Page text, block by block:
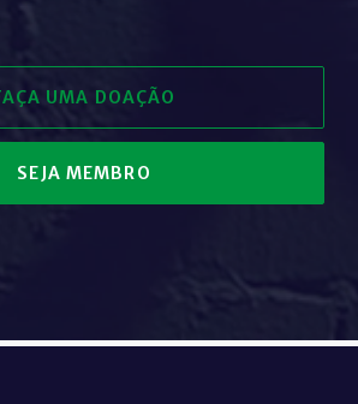
UMA DOAÇÃO
SEJA MEMBRO